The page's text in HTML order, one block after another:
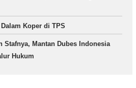
Koper di TPS
Stafnya, Mantan Dubes Indonesia
Hukum